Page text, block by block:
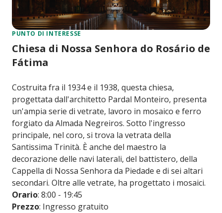
PUNTO DI INTERESSE
Chiesa di Nossa Senhora do Rosário de
Fátima
Costruita fra il 1934 e il 1938, questa chiesa,
progettata dall'architetto Pardal Monteiro, presenta
un'ampia serie di vetrate, lavoro in mosaico e ferro
forgiato da Almada Negreiros. Sotto l'ingresso
principale, nel coro, si trova la vetrata della
Santissima Trinità. È anche del maestro la
decorazione delle navi laterali, del battistero, della
Cappella di Nossa Senhora da Piedade e di sei altari
secondari. Oltre alle vetrate, ha progettato i mosaici.
Orario: 8:00 - 19:45
Prezzo: Ingresso gratuito